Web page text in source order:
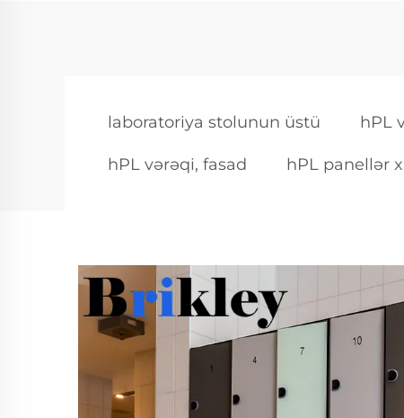
laboratoriya stolunun üstü hPL
hPL vərəqi, fasad hPL panellər